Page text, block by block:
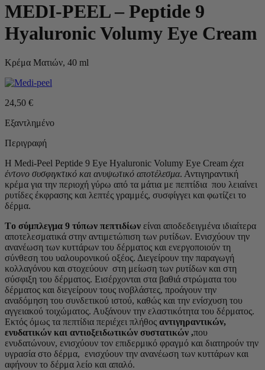
MEDI-PEEL – Peptide 9
Hyaluronic Volumy Eye Cream
Κρέμα Ματιών, 40 ml
24,50 €
Εξαντλημένο
Περιγραφή
Η Medi-Peel Peptide 9 Eye Hyaluronic Volumy Eye Cream έχει
έντονο συσφιγκτικό και ανυψωτικό αποτέλεσμα. Αντιγηραντική
κρέμα για την περιοχή γύρω από τα μάτια με πεπτίδια που λειαίνει
ρυτίδες έκφρασης και λεπτές γραμμές, συσφίγγει και φωτίζει το
δέρμα.
Tο σύμπλεγμα 9 τύπων πεπτιδίων είναι αποδεδειγμένα ιδιαίτερα
αποτελεσματικά στην αντιμετώπιση των ρυτίδων. Ενισχύουν την
ανανέωση των κυττάρων του δέρματος και ενεργοποιούν τη
σύνθεση του υαλουρονικού οξέος. Διεγείρουν την παραγωγή
κολλαγόνου και στοχεύουν στη μείωση των ρυτίδων και στη
σύσφιξη του δέρματος. Εισέρχονται στα βαθιά στρώματα του
δέρματος και διεγείρουν τους ινοβλάστες, προάγουν την
αναδόμηση του συνδετικού ιστού, καθώς και την ενίσχυση του
αγγειακού τοιχώματος. Αυξάνουν την ελαστικότητα του δέρματος.
Εκτός όμως τα πεπτίδια περιέχει πλήθος αντιγηραντικών,
ενυδατικών και αντιοξειδωτικών συστατικών ,που
ενυδατώνουν, ενισχύουν τον επιδερμικό φραγμό και διατηρούν την
υγρασία στο δέρμα, ενισχύουν την ανανέωση των κυττάρων και
αφήνουν το δέρμα λείο και απαλό.